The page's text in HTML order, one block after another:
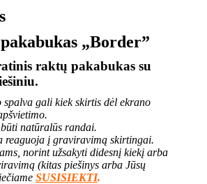
„Border”
raktų pakabukas su
spalva gali kiek skirtis dėl ekrano
natūralūs randai.
reaguoja į graviravimą skirtingai.
norint užsakyti didesnį kiekį arba
(kitas piešinys arba Jūsų
SUSISIEKTI.